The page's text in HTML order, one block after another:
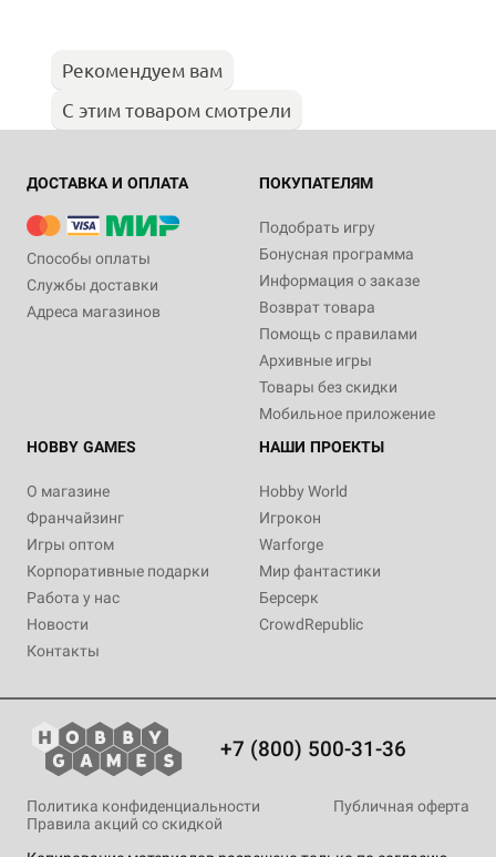
Рекомендуем вам
С этим товаром смотрели
ДОСТАВКА И ОПЛАТА
Способы оплаты
Службы доставки
Адреса магазинов
ПОКУПАТЕЛЯМ
Подобрать игру
Бонусная программа
Информация о заказе
Возврат товара
Помощь с правилами
Архивные игры
Товары без скидки
Мобильное приложение
HOBBY GAMES
О магазине
Франчайзинг
Игры оптом
Корпоративные подарки
Работа у нас
Новости
Контакты
НАШИ ПРОЕКТЫ
Hobby World
Игрокон
Warforge
Мир фантастики
Берсерк
CrowdRepublic
+7 (800) 500-31-36
Политика конфиденциальности
Публичная оферта
Правила акций со скидкой